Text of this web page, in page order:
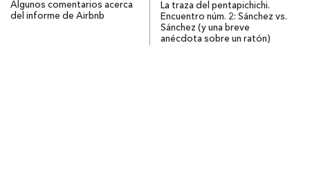
Algunos comentarios acerca
del informe de Airbnb
La traza del pentapichichi.
Encuentro núm. 2: Sánchez vs.
Sánchez (y una breve
anécdota sobre un ratón)